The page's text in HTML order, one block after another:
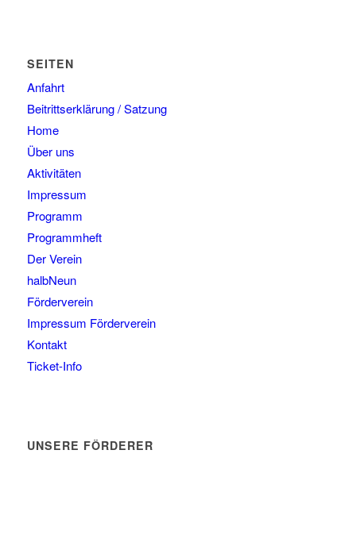
SEITEN
Anfahrt
Beitrittserklärung / Satzung
Home
Über uns
Aktivitäten
Impressum
Programm
Programmheft
Der Verein
halbNeun
Förderverein
Impressum Förderverein
Kontakt
Ticket-Info
UNSERE FÖRDERER